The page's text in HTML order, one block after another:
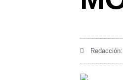
Redacción: